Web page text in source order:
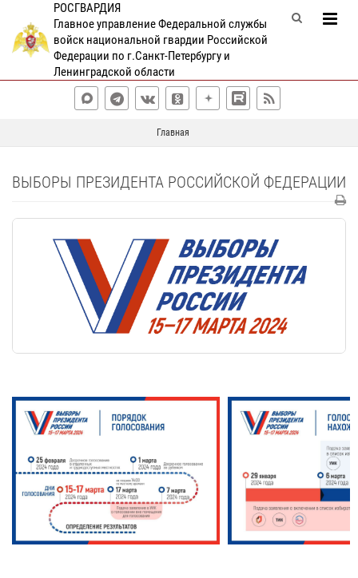
РОСГВАРДИЯ
Главное управление Федеральной службы
войск национальной гвардии Российской
Федерации по г.Санкт-Петербургу и
Ленинградской области
Главная
ВЫБОРЫ ПРЕЗИДЕНТА РОССИЙСКОЙ ФЕДЕРАЦИИ